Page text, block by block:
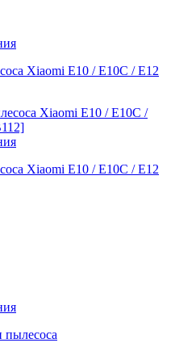
Xiaomi E10 / E10C / E12
Xiaomi E10 / E10C / E12